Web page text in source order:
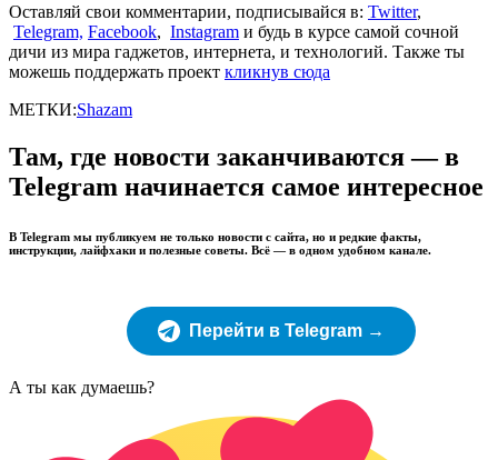
Оставляй свои комментарии, подписывайся в: Twitter,
Telegram, Facebook, Instagram и будь в курсе самой сочной
дичи из мира гаджетов, интернета, и технологий. Также ты
можешь поддержать проект кликнув сюда
МЕТКИ:Shazam
Там, где новости заканчиваются — в
Telegram начинается самое интересное
В Telegram мы публикуем не только новости с сайта, но и редкие факты,
инструкции, лайфхаки и полезные советы. Всё — в одном удобном канале.
Перейти в Telegram →
А ты как думаешь?